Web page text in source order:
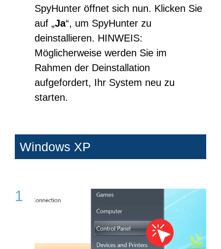
SpyHunter öffnet sich nun. Klicken Sie
auf „Ja“, um SpyHunter zu
deinstallieren. HINWEIS:
Möglicherweise werden Sie im
Rahmen der Deinstallation
aufgefordert, Ihr System neu zu
starten.
Windows XP